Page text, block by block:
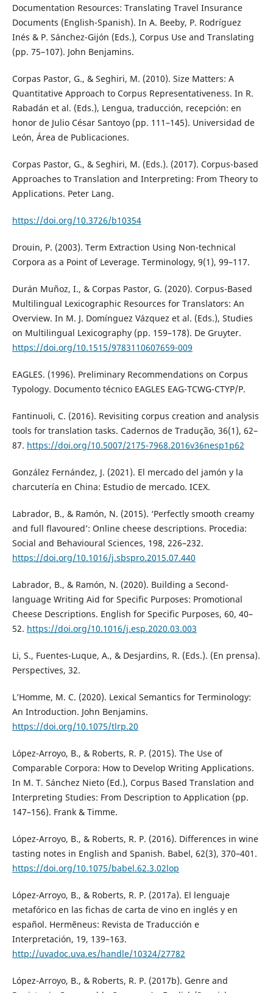
Documentation Resources: Translating Travel Insurance
Documents (English-Spanish). In A. Beeby, P. Rodríguez
Inés & P. Sánchez-Gijón (Eds.), Corpus Use and Translating
(pp. 75–107). John Benjamins.
Corpas Pastor, G., & Seghiri, M. (2010). Size Matters: A
Quantitative Approach to Corpus Representativeness. In R.
Rabadán et al. (Eds.), Lengua, traducción, recepción: en
honor de Julio César Santoyo (pp. 111–145). Universidad de
León, Área de Publicaciones.
Corpas Pastor, G., & Seghiri, M. (Eds.). (2017). Corpus-based
Approaches to Translation and Interpreting: From Theory to
Applications. Peter Lang.
https://doi.org/10.3726/b10354
Drouin, P. (2003). Term Extraction Using Non-technical
Corpora as a Point of Leverage. Terminology, 9(1), 99–117.
Durán Muñoz, I., & Corpas Pastor, G. (2020). Corpus-Based
Multilingual Lexicographic Resources for Translators: An
Overview. In M. J. Domínguez Vázquez et al. (Eds.), Studies
on Multilingual Lexicography (pp. 159–178). De Gruyter.
https://doi.org/10.1515/9783110607659-009
EAGLES. (1996). Preliminary Recommendations on Corpus
Typology. Documento técnico EAGLES EAG-TCWG-CTYP/P.
Fantinuoli, C. (2016). Revisiting corpus creation and analysis
tools for translation tasks. Cadernos de Tradução, 36(1), 62–
87. https://doi.org/10.5007/2175-7968.2016v36nesp1p62
González Fernández, J. (2021). El mercado del jamón y la
charcutería en China: Estudio de mercado. ICEX.
Labrador, B., & Ramón, N. (2015). ‘Perfectly smooth creamy
and full flavoured’: Online cheese descriptions. Procedia:
Social and Behavioural Sciences, 198, 226–232.
https://doi.org/10.1016/j.sbspro.2015.07.440
Labrador, B., & Ramón, N. (2020). Building a Second-
language Writing Aid for Specific Purposes: Promotional
Cheese Descriptions. English for Specific Purposes, 60, 40–
52. https://doi.org/10.1016/j.esp.2020.03.003
Li, S., Fuentes-Luque, A., & Desjardins, R. (Eds.). (En prensa).
Perspectives, 32.
L’Homme, M. C. (2020). Lexical Semantics for Terminology:
An Introduction. John Benjamins.
https://doi.org/10.1075/tlrp.20
López-Arroyo, B., & Roberts, R. P. (2015). The Use of
Comparable Corpora: How to Develop Writing Applications.
In M. T. Sánchez Nieto (Ed.), Corpus Based Translation and
Interpreting Studies: From Description to Application (pp.
147–156). Frank & Timme.
López-Arroyo, B., & Roberts, R. P. (2016). Differences in wine
tasting notes in English and Spanish. Babel, 62(3), 370–401.
https://doi.org/10.1075/babel.62.3.02lop
López-Arroyo, B., & Roberts, R. P. (2017a). El lenguaje
metafórico en las fichas de carta de vino en inglés y en
español. Hermēneus: Revista de Traducción e
Interpretación, 19, 139–163.
http://uvadoc.uva.es/handle/10324/27782
López-Arroyo, B., & Roberts, R. P. (2017b). Genre and